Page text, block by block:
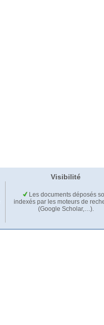
Visibilité
Les documents déposés
indexés par les moteurs de
(Google Scholar,…).